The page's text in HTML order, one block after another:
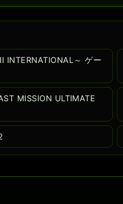
INTERNATIONAL～ ゲー
MISSION ULTIMATE